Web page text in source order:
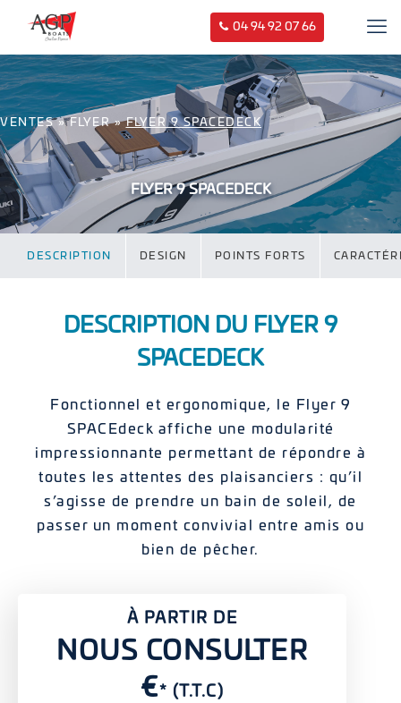
04 94 92 07 66
VENTES»FLYER»FLYER 9 SPACEDECK
FLYER 9 SPACEDECK
DESCRIPTION DESIGN POINTS FORTS
DESCRIPTION DU FLYER 9
SPACEDECK
Fonctionnel et ergonomique, le Flyer 9
SPACEdeck affiche une modularité
impressionnante permettant de répondre à
toutes les attentes des plaisanciers : qu’il
s’agisse de prendre un bain de soleil, de
passer un moment convivial entre amis ou
bien de pêcher.
À PARTIR DE
NOUS CONSULTER
€* (T.T.C)